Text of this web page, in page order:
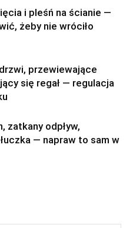
i pleśń na ścianie —
żeby nie wróciło
przewiewające
się regał — regulacja
zatkany odpływ,
— napraw to sam w